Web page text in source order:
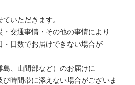
いただきます。
交通事情・その他の事情により
・日数でお届けできない場合が
、山間部など）のお届けに
時間帯に添えない場合がございま